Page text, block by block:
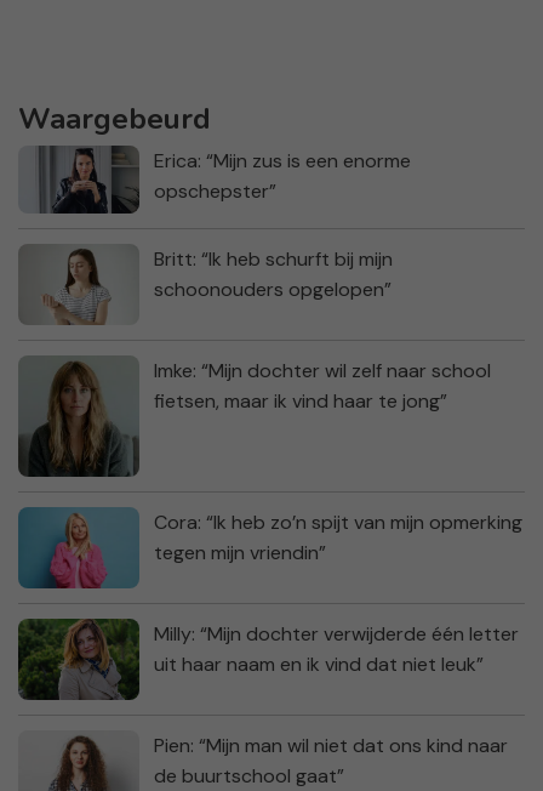
Waargebeurd
Erica: “Mijn zus is een enorme
opschepster”
Britt: “Ik heb schurft bij mijn
schoonouders opgelopen”
Imke: “Mijn dochter wil zelf naar school
fietsen, maar ik vind haar te jong”
Cora: “Ik heb zo’n spijt van mijn opmerking
tegen mijn vriendin”
Milly: “Mijn dochter verwijderde één letter
uit haar naam en ik vind dat niet leuk”
Pien: “Mijn man wil niet dat ons kind naar
de buurtschool gaat”